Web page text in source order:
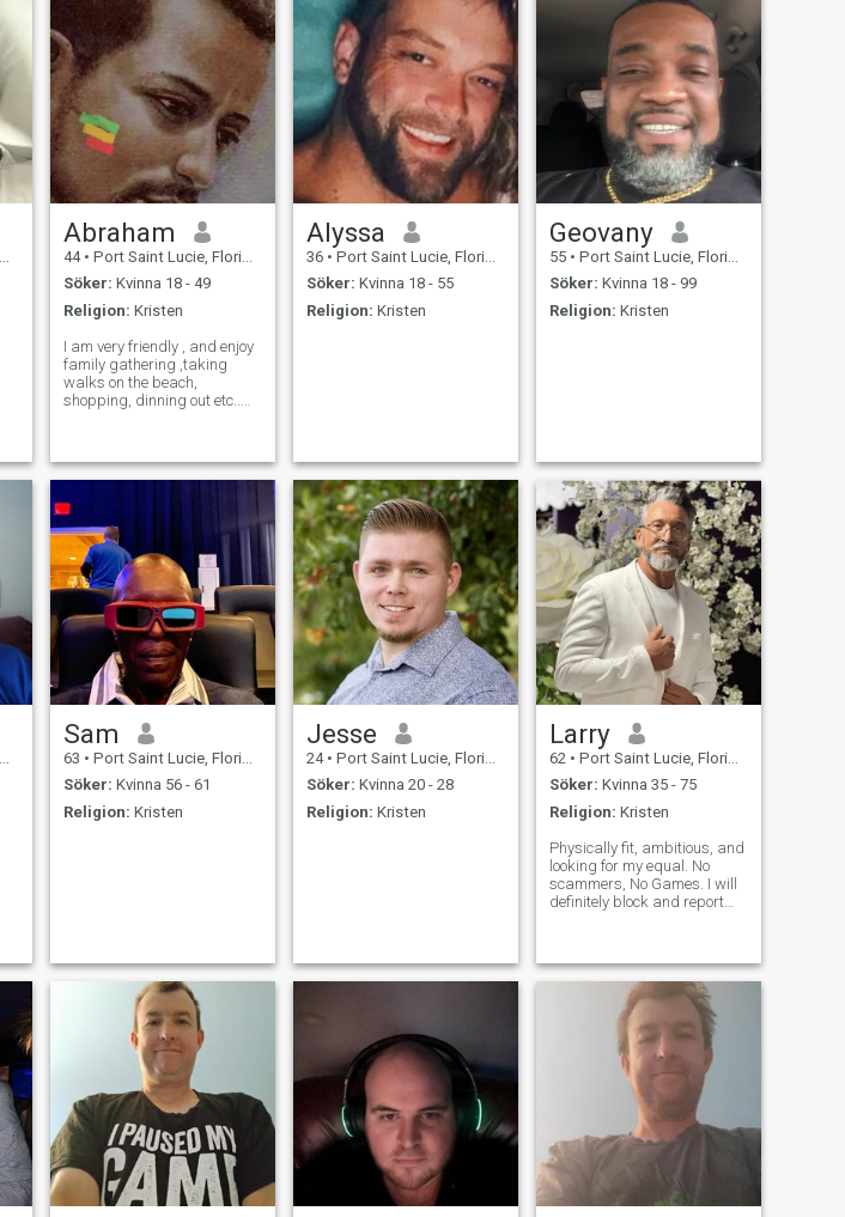
Abraham
44 • Port Saint Lucie, Florida, USA
Söker: Kvinna 18 - 49
Religion: Kristen
I am very friendly , and enjoy
family gathering ,taking
walks on the beach,
shopping, dinning out etc..
Alyssa
36 • Port Saint Lucie, Florida, USA
Söker: Kvinna 18 - 55
Religion: Kristen
Geovany
55 • Port Saint Lucie, Florida, USA
Söker: Kvinna 18 - 99
Religion: Kristen
Sam
63 • Port Saint Lucie, Florida, USA
Söker: Kvinna 56 - 61
Religion: Kristen
Jesse
24 • Port Saint Lucie, Florida, USA
Söker: Kvinna 20 - 28
Religion: Kristen
Larry
62 • Port Saint Lucie, Florida, USA
Söker: Kvinna 35 - 75
Religion: Kristen
Physically fit, ambitious, and
looking for my equal. No
scammers, No Games. I will
definitely block and report